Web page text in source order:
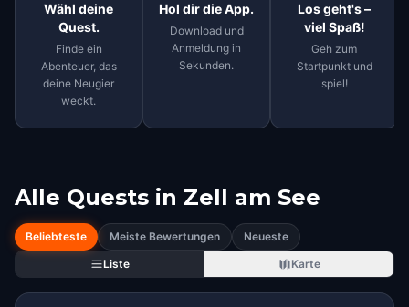
Wähl deine
Quest.
Finde ein
Abenteuer, das
deine Neugier
weckt.
Hol dir die App.
Download und
Anmeldung in
Sekunden.
Los geht's –
viel Spaß!
Geh zum
Startpunkt und
spiel!
Alle Quests in Zell am See
Beliebteste Meiste Bewertungen
Neueste
Liste
Karte